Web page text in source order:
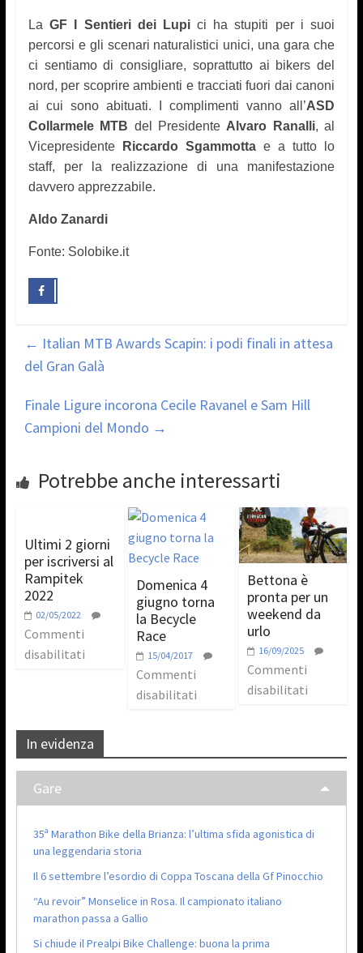
LaGF I Sentieri dei Lupi ci ha stupiti per i suoi
percorsi e gli scenari naturalistici unici, una gara che
ci sentiamo di consigliare, soprattutto ai bikers del
nord, per scoprire ambienti e tracciati fuori dai canoni
ai cui sono abituati. I complimenti vanno all’ASD
Collarmele MTB del Presidente Alvaro Ranalli, al
Vicepresidente
Riccardo Sgammottae a tutto lo
staff, per la realizzazione di una manifestazione
davvero apprezzabile.
Aldo Zanardi
Fonte: Solobike.it
← Italian MTB Awards Scapin: i podi finali in attesa
del Gran Galà
Finale Ligure incorona Cecile Ravanel e Sam Hill
Campioni del Mondo →
Potrebbe anche interessarti
Ultimi 2 giorni
per iscriversi al
Rampitek
2022
02/05/2022
Commenti
disabilitati
Domenica 4
giugno torna
la Becycle
Race
15/04/2017
Commenti
disabilitati
Bettona è
pronta per un
weekend da
urlo
16/09/2025
Commenti
disabilitati
In evidenza
Gare
35ª Marathon Bike della Brianza: l’ultima sfida agonistica di
una leggendaria storia
Il 6 settembre l’esordio di Coppa Toscana della Gf Pinocchio
“Au revoir” Monselice in Rosa. Il campionato italiano
marathon passa a Gallio
Si chiude il Prealpi Bike Challenge: buona la prima